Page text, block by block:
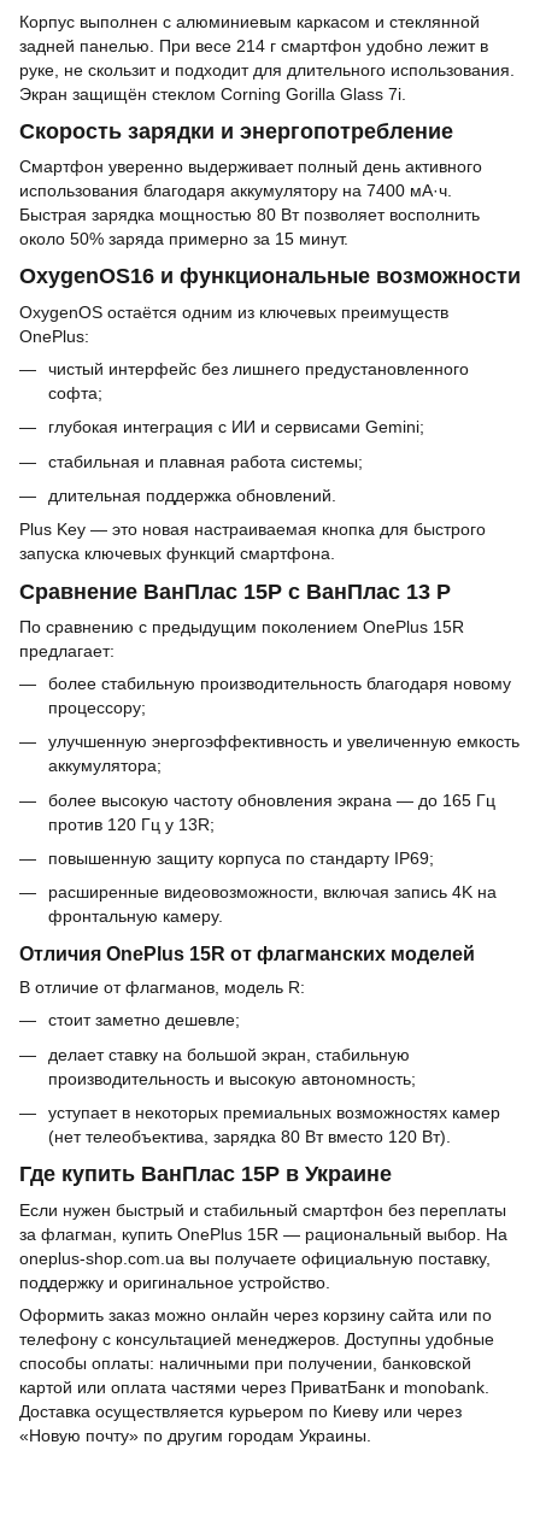
Корпус выполнен с алюминиевым каркасом и стеклянной
задней панелью. При весе 214 г смартфон удобно лежит в
руке, не скользит и подходит для длительного использования.
Экран защищён стеклом Corning Gorilla Glass 7i.
Скорость зарядки и энергопотребление
Смартфон уверенно выдерживает полный день активного
использования благодаря аккумулятору на 7400 мА·ч.
Быстрая зарядка мощностью 80 Вт позволяет восполнить
около 50% заряда примерно за 15 минут.
OxygenOS16 и функциональные возможности
OxygenOS остаётся одним из ключевых преимуществ
OnePlus:
чистый интерфейс без лишнего предустановленного
софта;
глубокая интеграция с ИИ и сервисами Gemini;
стабильная и плавная работа системы;
длительная поддержка обновлений.
Plus Key — это новая настраиваемая кнопка для быстрого
запуска ключевых функций смартфона.
Сравнение ВанПлас 15Р с ВанПлас 13 Р
По сравнению с предыдущим поколением OnePlus 15R
предлагает:
более стабильную производительность благодаря новому
процессору;
улучшенную энергоэффективность и увеличенную емкость
аккумулятора;
более высокую частоту обновления экрана — до 165 Гц
против 120 Гц у 13R;
повышенную защиту корпуса по стандарту IP69;
расширенные видеовозможности, включая запись 4K на
фронтальную камеру.
Отличия OnePlus 15R от флагманских моделей
В отличие от флагманов, модель R:
стоит заметно дешевле;
делает ставку на большой экран, стабильную
производительность и высокую автономность;
уступает в некоторых премиальных возможностях камер
(нет телеобъектива, зарядка 80 Вт вместо 120 Вт).
Где купить ВанПлас 15Р в Украине
Если нужен быстрый и стабильный смартфон без переплаты
за флагман, купить OnePlus 15R — рациональный выбор. На
oneplus-shop.com.ua вы получаете официальную поставку,
поддержку и оригинальное устройство.
Оформить заказ можно онлайн через корзину сайта или по
телефону с консультацией менеджеров. Доступны удобные
способы оплаты: наличными при получении, банковской
картой или оплата частями через ПриватБанк и monobank.
Доставка осуществляется курьером по Киеву или через
«Новую почту» по другим городам Украины.